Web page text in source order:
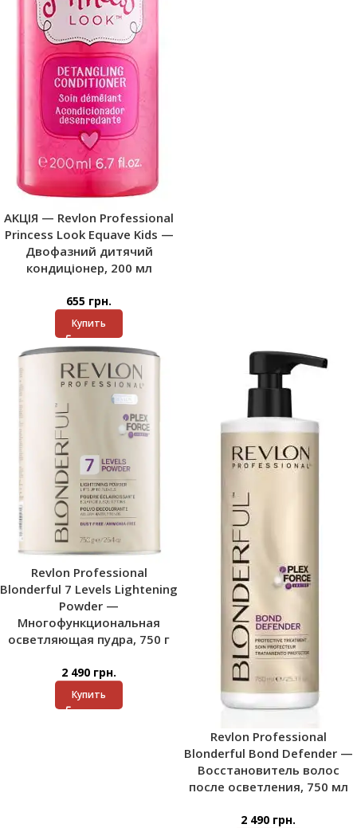
AKЦІЯ — Revlon Professional
Princess Look Equave Kids —
Двофазний дитячий
кондиціонер, 200 мл
655 грн.
Купить
Revlon Professional
Blonderful 7 Levels Lightening
Powder —
Многофункциональная
осветляющая пудра, 750 г
2 490 грн.
Купить
Revlon Professional
Blonderful Bond Defender —
Восстановитель волос
после осветления, 750 мл
2 490 грн.